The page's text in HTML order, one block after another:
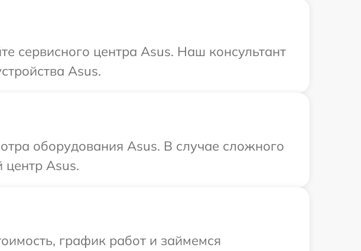
сервисного центра Asus. Наш консультант
Asus.
оборудования Asus. В случае сложного
Asus.
график работ и займемся